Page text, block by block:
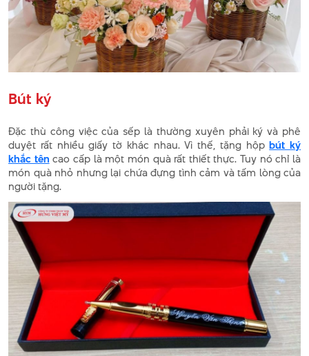
Bút ký
Đặc thù công việc của sếp là thường xuyên phải ký và phê
duyệt rất nhiều giấy tờ khác nhau. Vì thế, tặng hộpbút ký
khắc tên cao cấp là một món quà rất thiết thực. Tuy nó chỉ là
món quà nhỏ nhưng lại chứa đựng tình cảm và tấm lòng của
người tặng.